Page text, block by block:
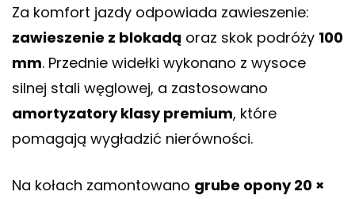
Za komfort jazdy odpowiada zawieszenie:
zawieszenie z blokadą oraz skok podróży 100
mm. Przednie widełki wykonano z wysoce
silnej stali węglowej, a zastosowano
amortyzatory klasy premium, które
pomagają wygładzić nierówności.
Na kołach zamontowano grube opony 20 ×